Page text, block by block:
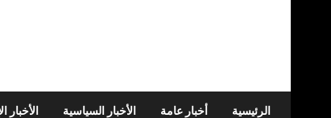
الرئيسية أخبار عامة الأخبار السياسية الأخبار